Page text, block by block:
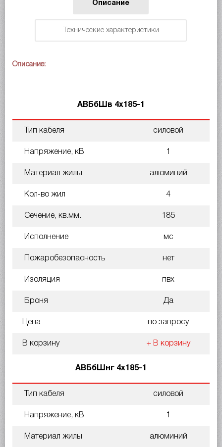
Описание
Технические характеристики
Описание:
АВБбШв 4х185-1
Тип кабеля силовой
Напряжение, кВ 1
Материал жилы алюминий
Кол-во жил 4
Сечение, кв.мм. 185
Исполнение мс
Пожаробезопасность нет
Изоляция пвх
Броня Да
Цена по запросу
В корзину + В корзину
АВБбШнг 4х185-1
Тип кабеля силовой
Напряжение, кВ 1
Материал жилы алюминий